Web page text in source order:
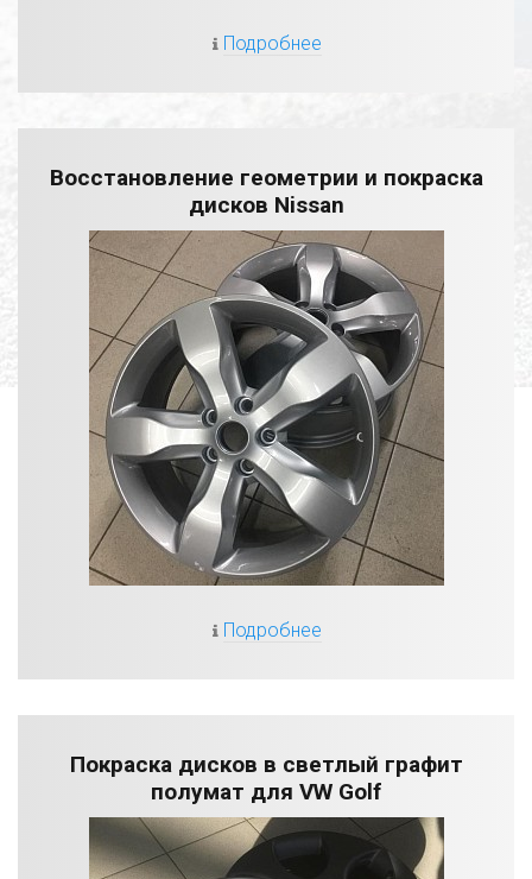
Подробнее
Восстановление геометрии и покраска
дисков Nissan
Подробнее
Покраска дисков в светлый графит
полумат для VW Golf